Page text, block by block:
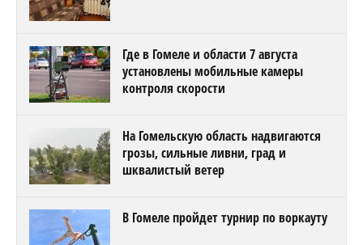
Где в Гомеле и области 7 августа
установлены мобильные камеры
контроля скорости
На Гомельскую область надвигаются
грозы, сильные ливни, град и
шквалистый ветер
В Гомеле пройдет турнир по воркауту